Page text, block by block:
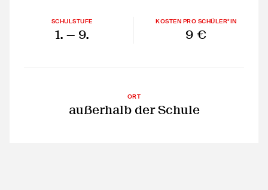
SCHULSTUFE
1. — 9.
KOSTEN PRO SCHÜLER*IN
9 €
ORT
außerhalb der Schule